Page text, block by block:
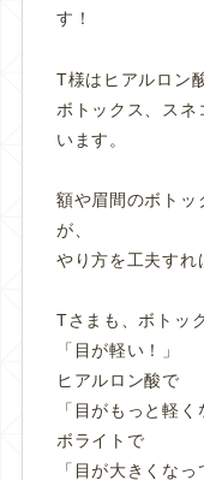
す！
T様はヒアルロン
ボトックス、スネ
います。
額や眉間のボトッ
が、
やり方を工夫すれ
Tさまも、ボトッ
「目が軽い！」
ヒアルロン酸で
「目がもっと軽く
ボライトで
「目が大きくな